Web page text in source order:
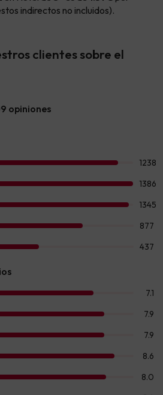
indirectos no incluidos).
clientes sobre el
opiniones